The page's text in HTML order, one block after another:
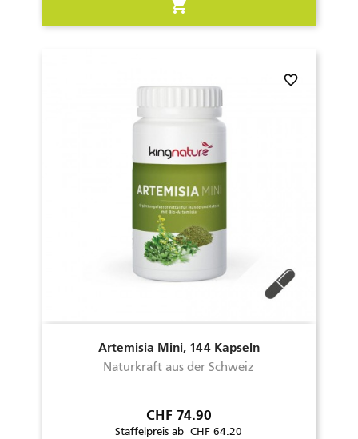
shopping_cart
Artemisia Mini, 144 Kapseln
Naturkraft aus der Schweiz
favorite_border
Preis
CHF 74.90
Staffelpreis ab CHF 64.20